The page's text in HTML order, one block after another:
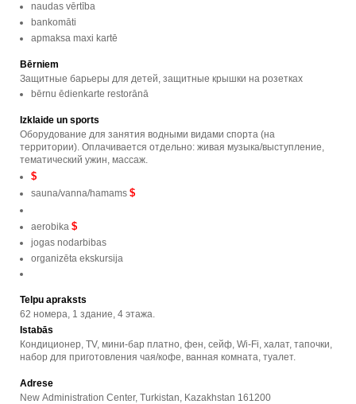
naudas vērtība
bankomāti
apmaksa maxi kartē
Bērniem
Защитные барьеры для детей, защитные крышки на розетках
bērnu ēdienkarte restorānā
Izklaide un sports
Оборудование для занятия водными видами спорта (на
территории). Оплачивается отдельно: живая музыка/выступление,
тематический ужин, массаж.
$
sauna/vanna/hamams $
aerobika $
jogas nodarbibas
organizēta ekskursija
Telpu apraksts
62 номера, 1 здание, 4 этажа.
Istabās
Кондиционер, TV, мини-бар платно, фен, сейф, Wi-Fi, халат, тапочки,
набор для приготовления чая/кофе, ванная комната, туалет.
Adrese
New Administration Center, Turkistan, Kazakhstan 161200